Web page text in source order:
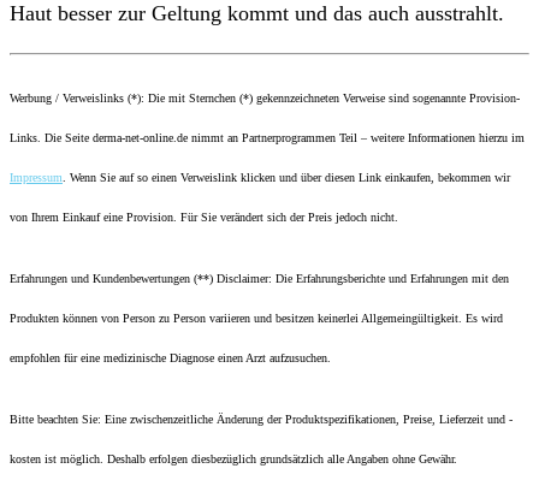
Haut besser zur Geltung kommt und das auch ausstrahlt.
Werbung / Verweislinks (*): Die mit Sternchen (*) gekennzeichneten Verweise sind sogenannte Provision-
Links. Die Seite derma-net-online.de nimmt an Partnerprogrammen Teil – weitere Informationen hierzu im
Impressum . Wenn Sie auf so einen Verweislink klicken und über diesen Link einkaufen, bekommen wir
von Ihrem Einkauf eine Provision. Für Sie verändert sich der Preis jedoch nicht.
Erfahrungen und Kundenbewertungen (**) Disclaimer: Die Erfahrungsberichte und Erfahrungen mit den
Produkten können von Person zu Person variieren und besitzen keinerlei Allgemeingültigkeit. Es wird
empfohlen für eine medizinische Diagnose einen Arzt aufzusuchen.
Bitte beachten Sie: Eine zwischenzeitliche Änderung der Produktspezifikationen, Preise, Lieferzeit und -
kosten ist möglich. Deshalb erfolgen diesbezüglich grundsätzlich alle Angaben ohne Gewähr.